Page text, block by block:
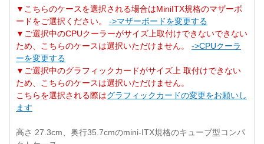
▼こちらのケースを選択される場合はMiniITX規格のマザーボ
ードをご選択ください。 ->マザーボードを変更する
▼ご選択中のCPUクーラーがサイズ上取付けできないできない
ため、こちらのケースは選択いただけません。 ->CPUクーラ
ーを変更する
▼ご選択中のグラフィックカードがサイズ上 取付けできない
ため、こちらのケースは選択いただけません。
こちらを選択される際はグラフィックカードの変更をお願いし
ます
高さ 27.3cm、奥行35.7cmのmini-ITX規格のキューブ型コンパ